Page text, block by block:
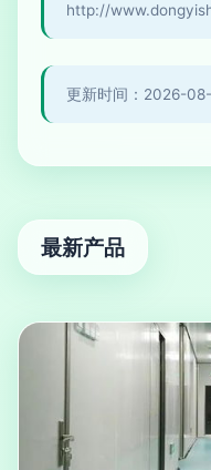
http://
更新时间：2026-
最新产品